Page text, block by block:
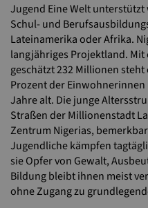
Jugend Eine Welt
Schul- und
Lateinamerika oder Afrika.
langjähriges Projektland.
geschätzt 232 Millionen
Prozent der
Jahre alt. Die junge
Straßen der Millionenstadt
Zentrum Nigerias,
Jugendliche kämpfen
sie Opfer von Gewalt,
Bildung bleibt ihnen meist
ohne Zugang zu